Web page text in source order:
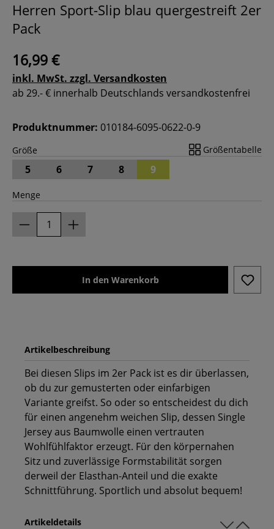
Herren Sport-Slip blau quergestreift 2er
Pack
16,99 €
inkl. MwSt. zzgl. Versandkosten
ab 29.- € innerhalb Deutschlands versandkostenfrei
Produktnummer: 010184-6095-0622-0-9
Größe Größentabelle
5 6 7 8 9
Menge
In den Warenkorb
Artikelbeschreibung
Bei diesen Slips im 2er Pack ist es dir überlassen,
ob du zur gemusterten oder einfarbigen
Variante greifst. So oder so entscheidest du dich
für einen angenehm weichen Slip, dessen Single
Jersey aus Baumwolle einen vertrauten
Wohlfühlfaktor erzeugt. Für den körpernahen
Sitz und zuverlässige Formstabilität sorgen
derweil der Elasthan-Anteil und die exakte
Schnittführung. Sportlich und absolut bequem!
Artikeldetails